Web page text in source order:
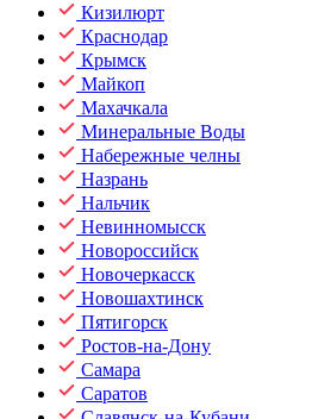
Кизилюрт
Краснодар
Крымск
Майкоп
Махачкала
Минеральные Воды
Набережные челны
Назрань
Нальчик
Невинномысск
Новороссийск
Новочеркасск
Новошахтинск
Пятигорск
Ростов-на-Дону
Самара
Саратов